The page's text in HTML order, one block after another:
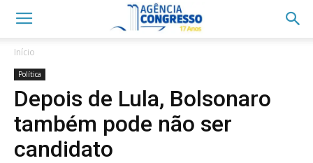
Início
Política
Depois de Lula, Bolsonaro
também pode não ser
candidato